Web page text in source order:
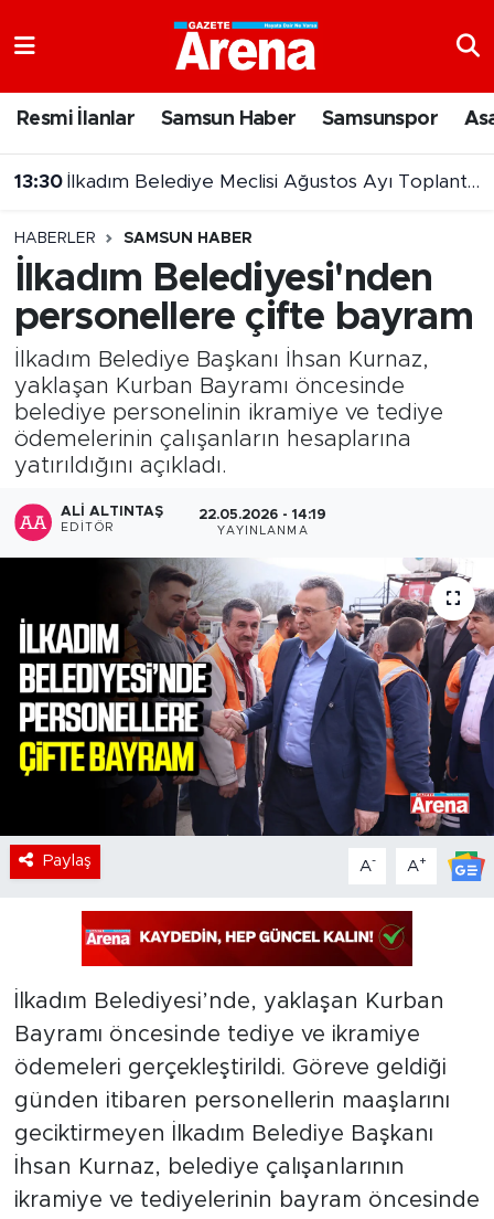
Resmi İlanlar Samsun Haber Samsunspor
İlkadım Belediye Meclisi Ağustos Ayı Toplantısı tamamlandı
HABERLER SAMSUN HABER
İlkadım Belediyesi'nden
personellere çifte bayram
İlkadım Belediye Başkanı İhsan Kurnaz,
yaklaşan Kurban Bayramı öncesinde
belediye personelinin ikramiye ve tediye
ödemelerinin çalışanların hesaplarına
yatırıldığını açıkladı.
ALI ALTINTAŞ
EDITÖR
22.05.2026 - 14:19
YAYINLANMA
Paylaş A- A+
İlkadım Belediyesi’nde, yaklaşan Kurban
Bayramı öncesinde tediye ve ikramiye
ödemeleri gerçekleştirildi. Göreve geldiği
günden itibaren personellerin maaşlarını
geciktirmeyen İlkadım Belediye Başkanı
İhsan Kurnaz, belediye çalışanlarının
ikramiye ve tediyelerinin bayram öncesinde
Samsun Namaz Vakitleri
Süper Lig Puan Durumu ve Fikstür
Tüm Manşetler
Son Dakika Haberleri
Haber Arşivi